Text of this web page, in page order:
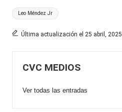
Etiquetas:
Leo Méndez Jr
Última actualización el 25 abril, 2025
CVC MEDIOS
Ver todas las entradas